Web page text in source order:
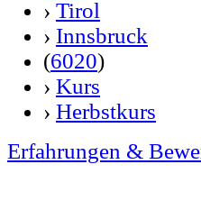
› Tirol
› Innsbruck
(6020)
› Kurs
› Herbstkurs
Erfahrungen &